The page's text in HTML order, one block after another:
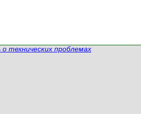
технических проблемах